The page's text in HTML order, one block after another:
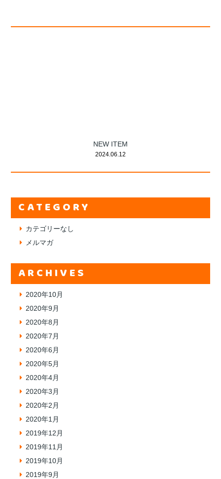
NEW ITEM
2024.06.12
CATEGORY
カテゴリーなし
メルマガ
ARCHIVES
2020年10月
2020年9月
2020年8月
2020年7月
2020年6月
2020年5月
2020年4月
2020年3月
2020年2月
2020年1月
2019年12月
2019年11月
2019年10月
2019年9月